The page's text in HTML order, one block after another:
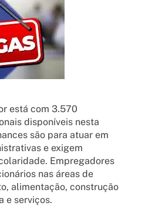
está com 3.570
disponíveis nesta
são para atuar em
e exigem
Empregadores
nas áreas de
alimentação, construção
e serviços.